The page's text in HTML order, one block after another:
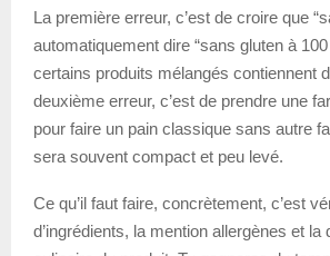
La première erreur, c’est de croire que
automatiquement dire “sans gluten à 100
certains produits mélangés contiennent
deuxième erreur, c’est de prendre une
pour faire un pain classique sans autre
sera souvent compact et peu levé.
Ce qu’il faut faire, concrètement, c’est
d’ingrédients, la mention allergènes et la